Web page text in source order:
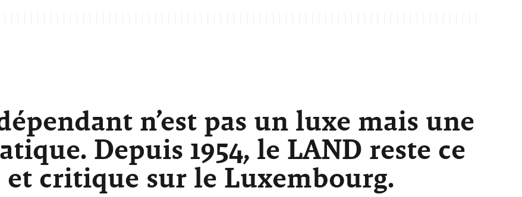
n’est pas un luxe mais une
Depuis 1954, le LAND reste ce
critique sur le Luxembourg.